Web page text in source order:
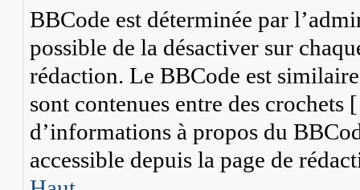
BBCode est déterminée par
possible de la désactiver sur
rédaction. Le BBCode est
sont contenues entre des
d’informations à propos du
accessible depuis la page de